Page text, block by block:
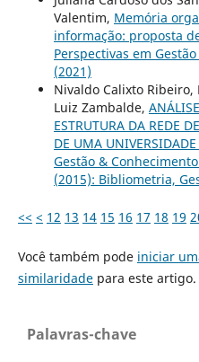
Valentim, Memória
informação: proposta
Perspectivas em
(2021)
Nivaldo Calixto
Luiz Zambalde,
ESTRUTURA DA REDE
DE UMA
Gestão &
(2015): Bibliometria,
<< < 12 13 14 15 16 17 18 19
Você também pode iniciar
similaridadepara este artigo.
Palavras-chave